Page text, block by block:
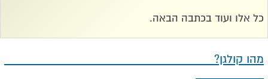
כל אלו ועוד בכתבה הבאה.
מהו קולגן?